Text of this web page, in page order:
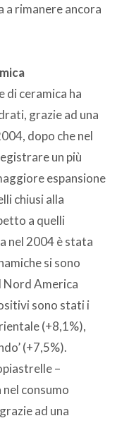
rimanere ancora
di ceramica ha
grazie ad una
dopo che nel
un più
espansione
chiusi alla
a quelli
nel 2004 è stata
si sono
Nord America
sono stati i
(+8,1%),
(+7,5%).
–
consumo
ad una